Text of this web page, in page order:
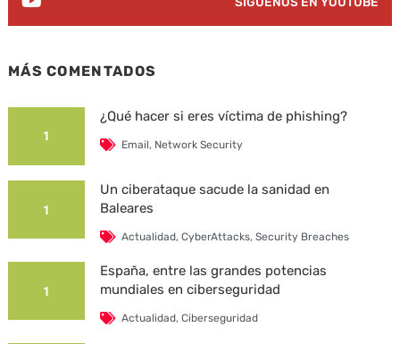
MÁS COMENTADOS
1
¿Qué hacer si eres víctima de phishing?
Email, Network Security
1
Un ciberataque sacude la sanidad en
Baleares
Actualidad,CyberAttacks,Security Breaches
1
España, entre las grandes potencias
mundiales en ciberseguridad
Actualidad,Ciberseguridad